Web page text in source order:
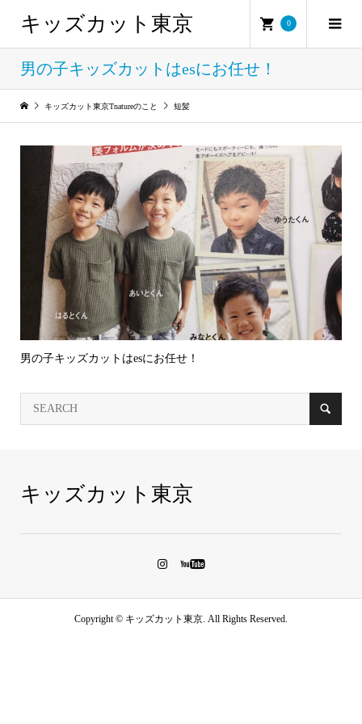
キッズカット東京 0
男の子キッズカットはesにお任せ！
キッズカット東京Tnatureのこと 短髪
男の子キッズカットはesにお任せ！
キッズカット東京
Copyright © キッズカット東京. All Rights Reserved.